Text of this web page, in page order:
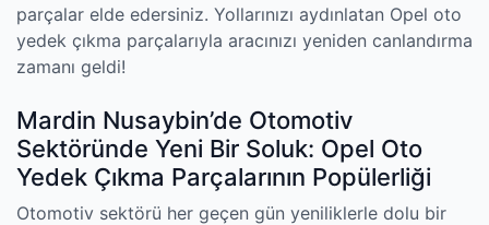
parçalar elde edersiniz. Yollarınızı aydınlatan Opel oto
yedek çıkma parçalarıyla aracınızı yeniden canlandırma
zamanı geldi!
Mardin Nusaybin’de Otomotiv
Sektöründe Yeni Bir Soluk: Opel Oto
Yedek Çıkma Parçalarının Popülerliği
Otomotiv sektörü her geçen gün yeniliklerle dolu bir